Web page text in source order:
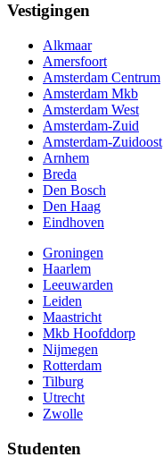
Vestigingen
Alkmaar
Amersfoort
Amsterdam Centrum
Amsterdam Mkb
Amsterdam West
Amsterdam-Zuid
Amsterdam-Zuidoost
Arnhem
Breda
Den Bosch
Den Haag
Eindhoven
Groningen
Haarlem
Leeuwarden
Leiden
Maastricht
Mkb Hoofddorp
Nijmegen
Rotterdam
Tilburg
Utrecht
Zwolle
Studenten